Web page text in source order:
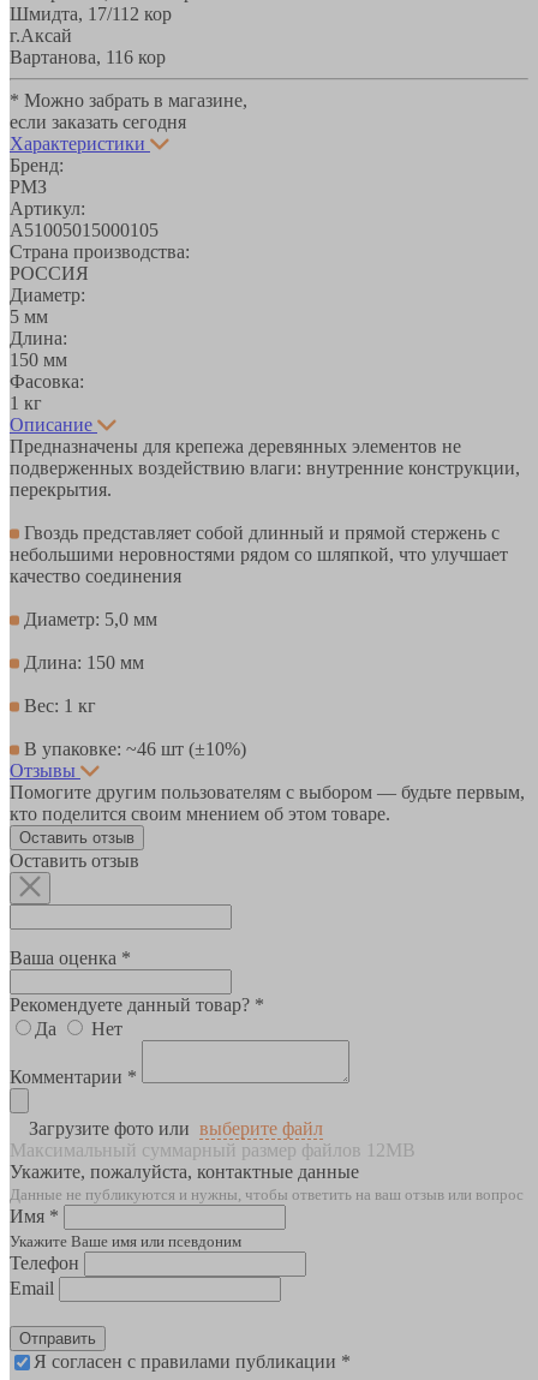
Шмидта, 17/112 кор
г.Аксай
Вартанова, 116 кор
* Можно забрать в магазине,
если заказать сегодня
Характеристики
Бренд:
РМЗ
Артикул:
A51005015000105
Страна производства:
РОССИЯ
Диаметр:
5 мм
Длина:
150 мм
Фасовка:
1 кг
Описание
Предназначены для крепежа деревянных элементов не
подверженных воздействию влаги: внутренние конструкции,
перекрытия.
Гвоздь представляет собой длинный и прямой стержень с
небольшими неровностями рядом со шляпкой, что улучшает
качество соединения
Диаметр: 5,0 мм
Длина: 150 мм
Вес: 1 кг
В упаковке: ~46 шт (±10%)
Отзывы
Помогите другим пользователям с выбором — будьте первым,
кто поделится своим мнением об этом товаре.
Оставить отзыв
Оставить отзыв
Ваша оценка *
Рекомендуете данный товар? *
Да
Нет
Комментарии *
Загрузите фото или выберите файл
Максимальный суммарный размер файлов 12MB
Укажите, пожалуйста, контактные данные
Данные не публикуются и нужны, чтобы ответить на ваш отзыв или вопрос
Имя *
Укажите Ваше имя или псевдоним
Телефон
Email
Отправить
Я согласен с правилами публикации *